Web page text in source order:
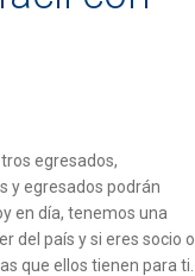
egresados,
y egresados podrán
en día, tenemos una
del país y si eres socio o
que ellos tienen para ti.